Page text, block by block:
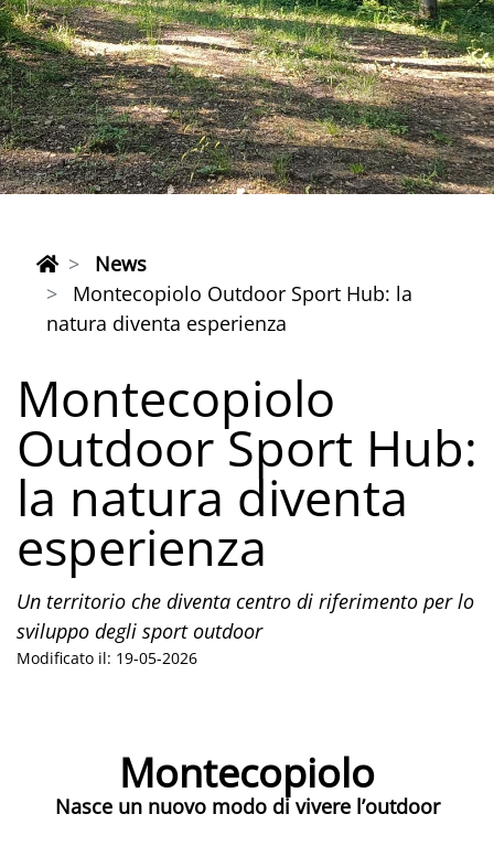
News
Montecopiolo Outdoor Sport Hub: la
natura diventa esperienza
Montecopiolo
Outdoor Sport Hub:
la natura diventa
esperienza
Un territorio che diventa centro di riferimento per lo
sviluppo degli sport outdoor
Modificato il: 19-05-2026
Montecopiolo
Nasce un nuovo modo di vivere l’outdoor